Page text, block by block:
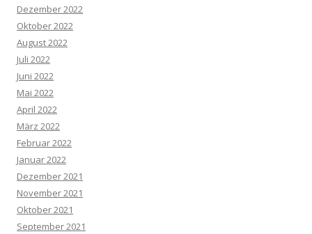
Dezember 2022
Oktober 2022
August 2022
Juli 2022
Juni 2022
Mai 2022
April 2022
März 2022
Februar 2022
Januar 2022
Dezember 2021
November 2021
Oktober 2021
September 2021